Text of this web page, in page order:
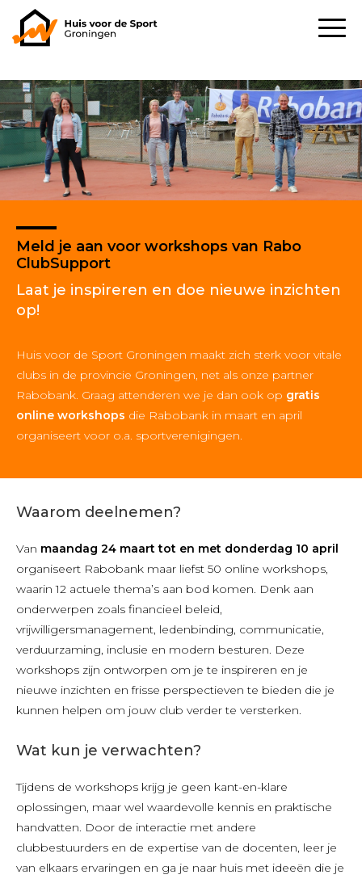
Meld je aan voor workshops van Rabo
ClubSupport
Laat je inspireren en doe nieuwe inzichten
op!
Huis voor de Sport Groningen maakt zich sterk voor vitale
clubs in de provincie Groningen, net als onze partner
Rabobank. Graag attenderen we je dan ook op gratis
online workshops die Rabobank in maart en april
organiseert voor o.a. sportverenigingen.
Waarom deelnemen?
Van maandag 24 maart tot en met donderdag 10 april
organiseert Rabobank maar liefst 50 online workshops,
waarin 12 actuele thema’s aan bod komen. Denk aan
onderwerpen zoals financieel beleid,
vrijwilligersmanagement, ledenbinding, communicatie,
verduurzaming, inclusie en modern besturen. Deze
workshops zijn ontworpen om je te inspireren en je
nieuwe inzichten en frisse perspectieven te bieden die je
kunnen helpen om jouw club verder te versterken.
Wat kun je verwachten?
Tijdens de workshops krijg je geen kant-en-klare
oplossingen, maar wel waardevolle kennis en praktische
handvatten. Door de interactie met andere
clubbestuurders en de expertise van de docenten, leer je
van elkaars ervaringen en ga je naar huis met ideeën die je